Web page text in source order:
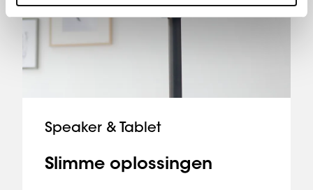
Speaker & Tablet
Slimme oplossingen